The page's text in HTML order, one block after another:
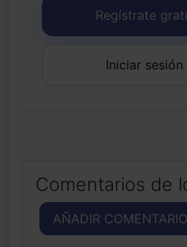
Regístrate
Iniciar sesión
Comentarios de
AÑADIR COMENTARIO